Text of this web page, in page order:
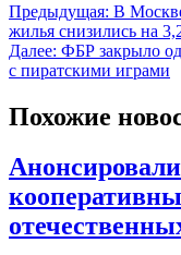
Предыдущая: В
жилья снизились на
Далее: ФБР закрыло
с пиратскими играми
Похожие